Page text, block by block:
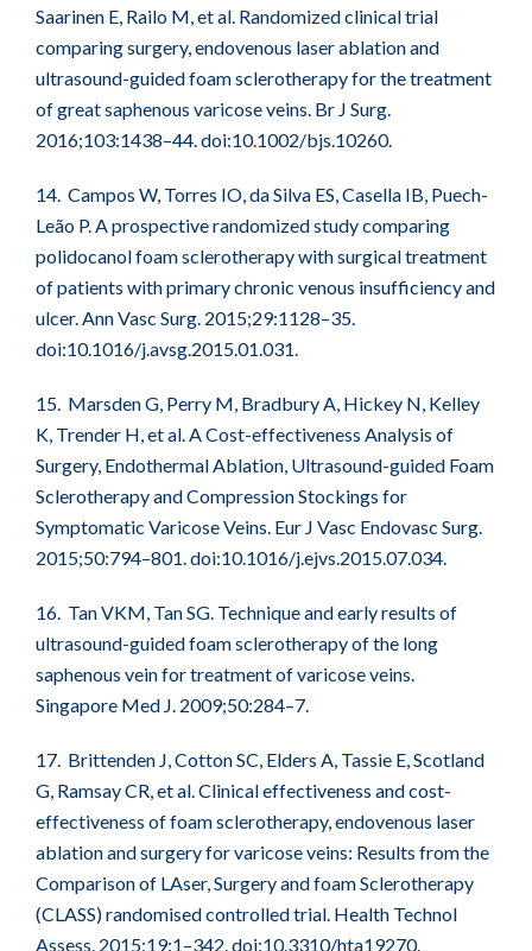
Saarinen E, Railo M, et al. Randomized clinical trial
comparing surgery, endovenous laser ablation and
ultrasound-guided foam sclerotherapy for the treatment
of great saphenous varicose veins. Br J Surg.
2016;103:1438–44. doi:10.1002/bjs.10260.
14. Campos W, Torres IO, da Silva ES, Casella IB, Puech-
Leão P. A prospective randomized study comparing
polidocanol foam sclerotherapy with surgical treatment
of patients with primary chronic venous insufficiency and
ulcer. Ann Vasc Surg. 2015;29:1128–35.
doi:10.1016/j.avsg.2015.01.031.
15. Marsden G, Perry M, Bradbury A, Hickey N, Kelley
K, Trender H, et al. A Cost-effectiveness Analysis of
Surgery, Endothermal Ablation, Ultrasound-guided Foam
Sclerotherapy and Compression Stockings for
Symptomatic Varicose Veins. Eur J Vasc Endovasc Surg.
2015;50:794–801. doi:10.1016/j.ejvs.2015.07.034.
16. Tan VKM, Tan SG. Technique and early results of
ultrasound-guided foam sclerotherapy of the long
saphenous vein for treatment of varicose veins.
Singapore Med J. 2009;50:284–7.
17. Brittenden J, Cotton SC, Elders A, Tassie E, Scotland
G, Ramsay CR, et al. Clinical effectiveness and cost-
effectiveness of foam sclerotherapy, endovenous laser
ablation and surgery for varicose veins: Results from the
Comparison of LAser, Surgery and foam Sclerotherapy
(CLASS) randomised controlled trial. Health Technol
Assess. 2015;19:1–342. doi:10.3310/hta19270.